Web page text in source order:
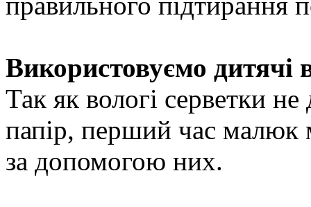
Використовуємо дитячі
Так як вологі серветки
папір, перший час малюк
за допомогою них.